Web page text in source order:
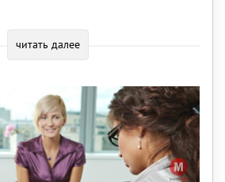
читать далее